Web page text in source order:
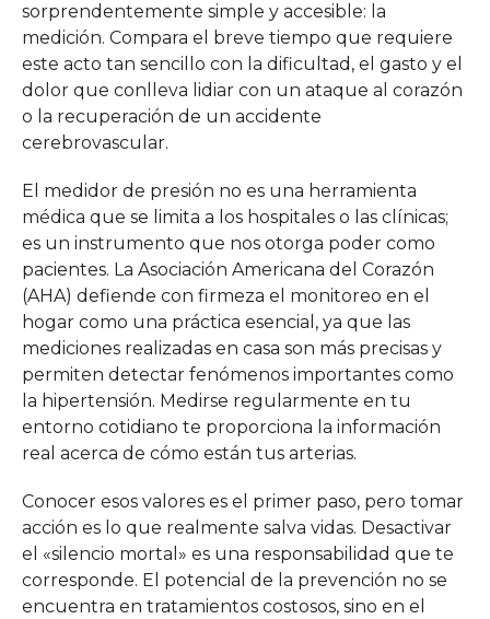
sorprendentemente simple y accesible: la
medición. Compara el breve tiempo que requiere
este acto tan sencillo con la dificultad, el gasto y el
dolor que conlleva lidiar con un ataque al corazón
o la recuperación de un accidente
cerebrovascular.
El medidor de presión no es una herramienta
médica que se limita a los hospitales o las clínicas;
es un instrumento que nos otorga poder como
pacientes. La Asociación Americana del Corazón
(AHA) defiende con firmeza el monitoreo en el
hogar como una práctica esencial, ya que las
mediciones realizadas en casa son más precisas y
permiten detectar fenómenos importantes como
la hipertensión. Medirse regularmente en tu
entorno cotidiano te proporciona la información
real acerca de cómo están tus arterias.
Conocer esos valores es el primer paso, pero tomar
acción es lo que realmente salva vidas. Desactivar
el «silencio mortal» es una responsabilidad que te
corresponde. El potencial de la prevención no se
encuentra en tratamientos costosos, sino en el